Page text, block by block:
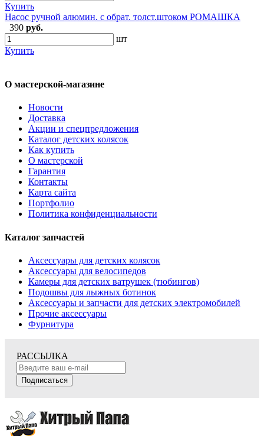
Купить
Насос ручной алюмин. с обрат. толст.штоком РОМАШКА
390 руб.
шт
Купить
О мастерской-магазине
Новости
Доставка
Акции и спецпредложения
Каталог детских колясок
Как купить
О мастерской
Гарантия
Контакты
Карта сайта
Портфолио
Политика конфиденциальности
Каталог запчастей
Аксессуары для детских колясок
Аксессуары для велосипедов
Камеры для детских ватрушек (тюбингов)
Подошвы для лыжных ботинок
Аксессуары и запчасти для детских электромобилей
Прочие аксессуары
Фурнитура
РАССЫЛКА
Подписаться